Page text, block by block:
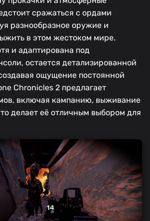
сражаться с ордами
разнообразное оружие и
в этом жестоком мире.
и адаптирована под
остается детализированной
ощущение постоянной
Chronicles 2 предлагает
включая кампанию, выживание
делает её отличным выбором для